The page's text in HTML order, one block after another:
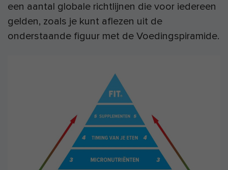
een aantal globale richtlijnen die voor iedereen
gelden, zoals je kunt aflezen uit de
onderstaande figuur met de Voedingspiramide.